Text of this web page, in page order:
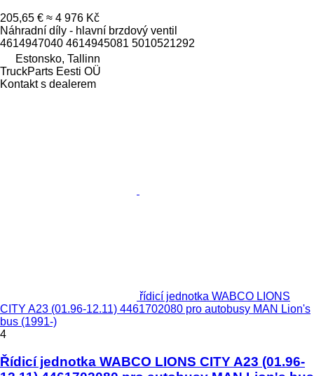
205,65 € ≈ 4 976 Kč
Náhradní díly - hlavní brzdový ventil
4614947040 4614945081 5010521292
Estonsko, Tallinn
TruckParts Eesti OÜ
Kontakt s dealerem
řídicí jednotka WABCO LIONS
CITY A23 (01.96-12.11) 4461702080 pro autobusy MAN Lion's
bus (1991-)
4
Řídicí jednotka WABCO LIONS CITY A23 (01.96-